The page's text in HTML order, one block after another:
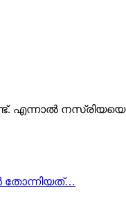
എന്നാൽ
തോന്നിയത്…